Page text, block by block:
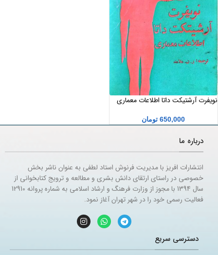
نویفرت آرشتیکت داتا اطلاعات معماری
650,000 تومان
درباره ما
انتشارات افریز با مدیریت فرنوش استاد لطفی به عنوان ناشر بخش
خصوصی در راستای ارتقای دانش بشری و مطالعه و ترویج کتابخوانی از
سال 1394 با مجوز از وزارت فرهنگ و ارشاد اسلامی به شماره پروانه 12910
فعالیت رسمی خود را در شهر تهران آغاز نمود.
دسترسی سریع